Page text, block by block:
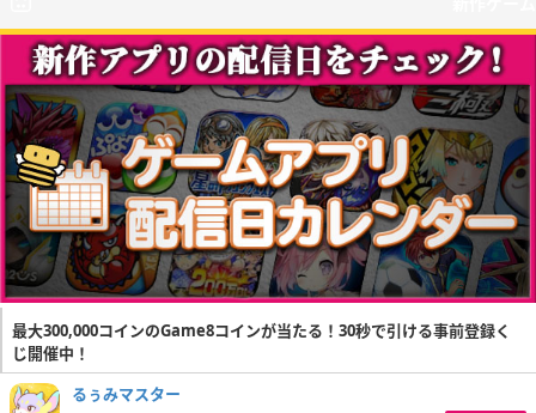
最大300,000コインのGame8コインが当たる！30秒で引ける事前登録く
じ開催中！
るぅみマスター